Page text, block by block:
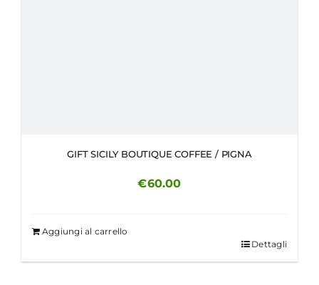
GIFT SICILY BOUTIQUE COFFEE / PIGNA
€60.00
Aggiungi al carrello
Dettagli